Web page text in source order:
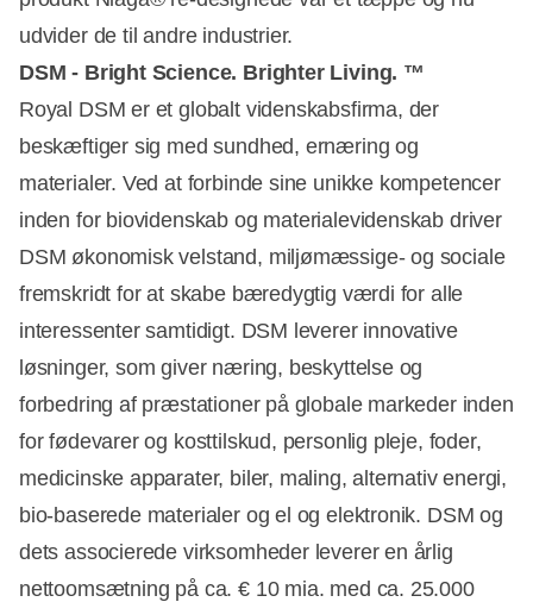
udvider de til andre industrier.
DSM - Bright Science. Brighter Living. ™
Royal DSM er et globalt videnskabsfirma, der
beskæftiger sig med sundhed, ernæring og
materialer. Ved at forbinde sine unikke kompetencer
inden for biovidenskab og materialevidenskab driver
DSM økonomisk velstand, miljømæssige- og sociale
fremskridt for at skabe bæredygtig værdi for alle
interessenter samtidigt. DSM leverer innovative
løsninger, som giver næring, beskyttelse og
forbedring af præstationer på globale markeder inden
for fødevarer og kosttilskud, personlig pleje, foder,
medicinske apparater, biler, maling, alternativ energi,
bio-baserede materialer og el og elektronik. DSM og
dets associerede virksomheder leverer en årlig
nettoomsætning på ca. € 10 mia. med ca. 25.000